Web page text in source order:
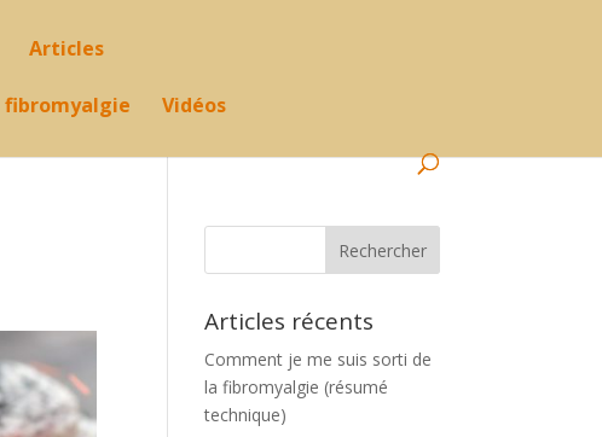
Articles
fibromyalgie Vidéos
Articles récents
Comment je me suis sorti de
la fibromyalgie (résumé
technique)